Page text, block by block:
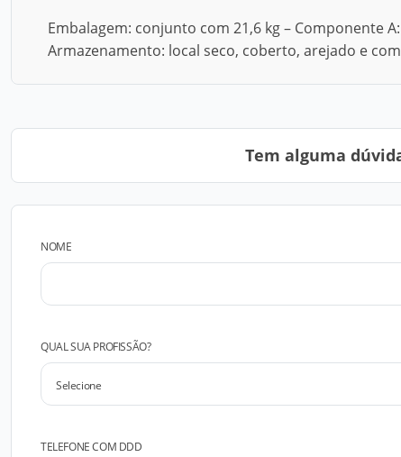
Embalagem: conjunto com 21,6 kg – Componente
Armazenamento: local seco, coberto, arejado e
Tem alguma
NOME
QUAL SUA PROFISSÃO?
TELEFONE COM DDD